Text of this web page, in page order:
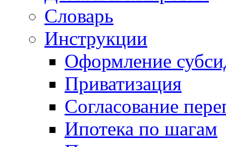
Словарь
Инструкции
Оформление
Приватизация
Согласование
Ипотека по шагам